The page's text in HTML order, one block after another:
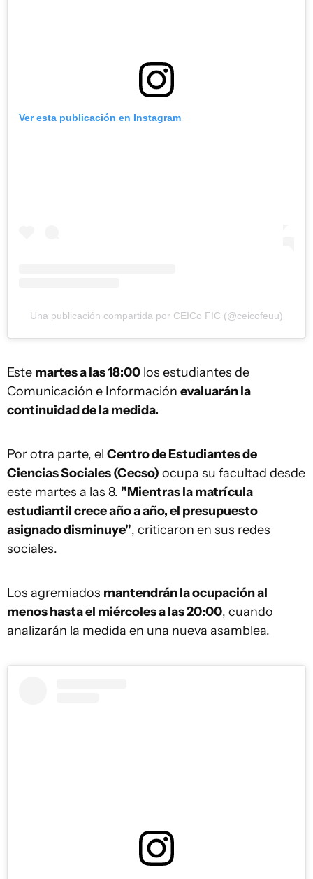
Ver esta publicación en Instagram
Una publicación compartida por CEICo FIC (@ceicofeuu)
Este martes a las 18:00 los estudiantes de
Comunicación e Información evaluarán la
continuidad de la medida.
Por otra parte, el Centro de Estudiantes de
Ciencias Sociales (Cecso) ocupa su facultad desde
este martes a las 8. "Mientras la matrícula
estudiantil crece año a año, el presupuesto
asignado disminuye", criticaron en sus redes
sociales.
Los agremiados mantendrán la ocupación al
menos hasta el miércoles a las 20:00, cuando
analizarán la medida en una nueva asamblea.